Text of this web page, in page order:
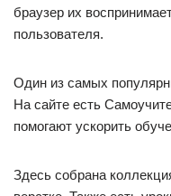
браузер их
пользователя.
Один из самых
На сайте есть
помогают ускорить
Здесь собрана